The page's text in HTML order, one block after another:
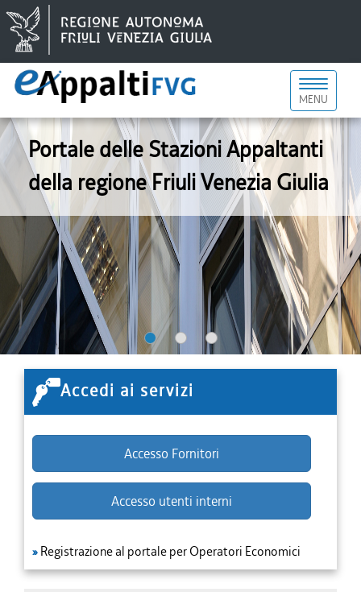
Toggle
MENU
Portale delle Stazioni Appaltanti
della regione Friuli Venezia Giulia
Accedi ai servizi
Accesso Fornitori
Accesso utenti interni
»Registrazione al portale per Operatori Economici